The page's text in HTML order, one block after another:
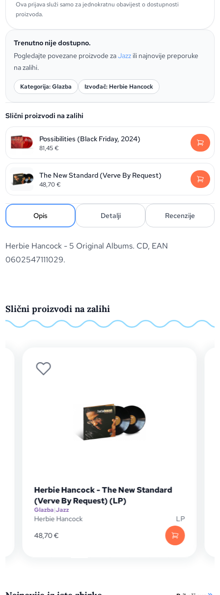
Ova prijava služi samo za jednokratnu obavijest o dostupnosti
proizvoda.
Trenutno nije dostupno.
Pogledajte povezane proizvode zaJazz ili najnovije preporuke
na zalihi.
Kategorija: Glazba Izvođač: Herbie Hancock
Slični proizvodi na zalihi
Possibilities (Black Friday, 2024)
81,45€
The New Standard (Verve By Request)
48,70€
Opis Detalji Recenzije
Herbie Hancock - 5 Original Albums. CD, EAN
0602547111029.
Slični proizvodi na zalihi
Herbie Hancock - The New Standard
(Verve By Request) (LP)
Glazba|Jazz
Herbie Hancock
LP
48,70€